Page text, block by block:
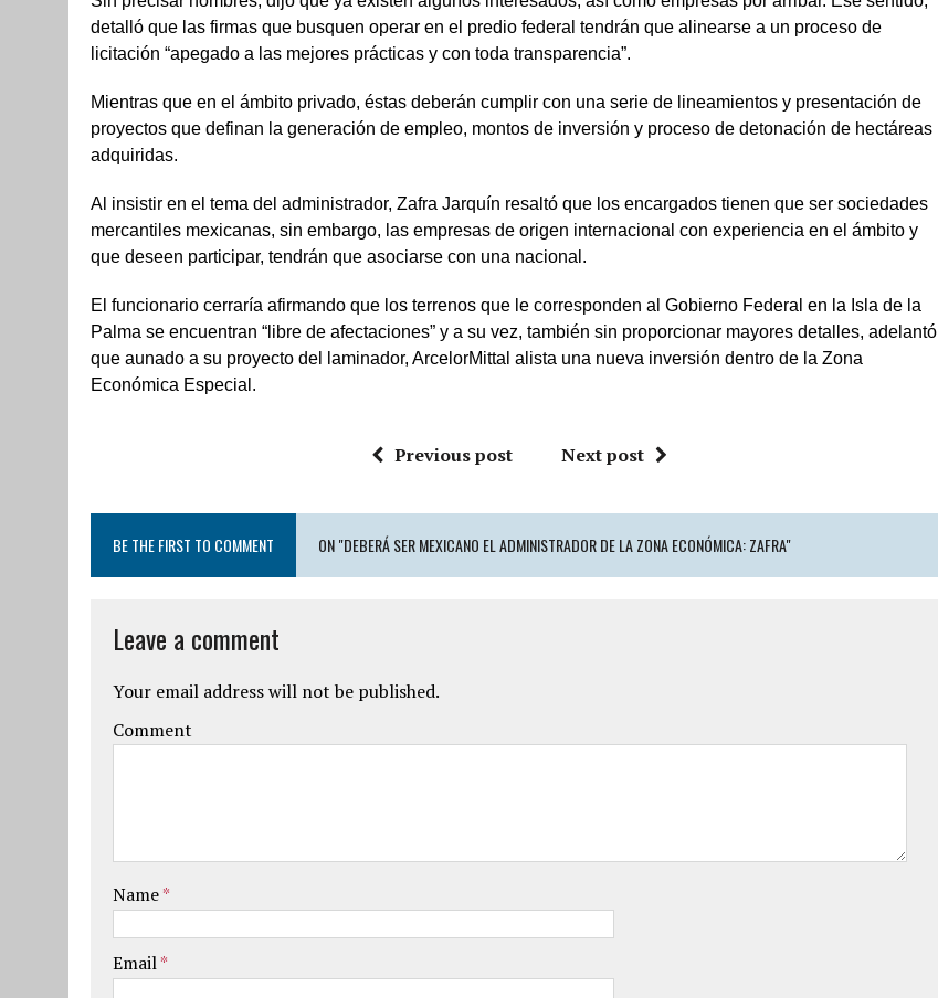
detalló que las firmas que busquen operar en el predio federal tendrán que alinearse a un proceso de
licitación “apegado a las mejores prácticas y con toda transparencia”.
Mientras que en el ámbito privado, éstas deberán cumplir con una serie de lineamientos y presentación de
proyectos que definan la generación de empleo, montos de inversión y proceso de detonación de hectáreas
adquiridas.
Al insistir en el tema del administrador, Zafra Jarquín resaltó que los encargados tienen que ser sociedades
mercantiles mexicanas, sin embargo, las empresas de origen internacional con experiencia en el ámbito y
que deseen participar, tendrán que asociarse con una nacional.
El funcionario cerraría afirmando que los terrenos que le corresponden al Gobierno Federal en la Isla de la
Palma se encuentran “libre de afectaciones” y a su vez, también sin proporcionar mayores detalles, adelantó
que aunado a su proyecto del laminador, ArcelorMittal alista una nueva inversión dentro de la Zona
Económica Especial.
Previous post Next post
BE THE FIRST TO COMMENT ON "DEBERÁ SER MEXICANO EL ADMINISTRADOR DE LA ZONA ECONÓMICA: ZAFRA"
Leave a comment
Your email address will not be published.
Comment
Name*
Email*